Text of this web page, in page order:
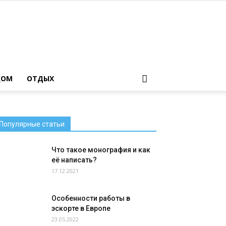
ОТДЫХ
Популярные статьи
Что такое монография и как
её написать?
17.12.2021
Особенности работы в
эскорте в Европе
23.05.2022